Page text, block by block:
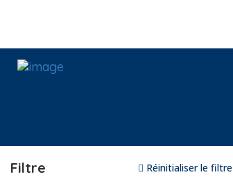
Filtre Réinitialiser le filtre